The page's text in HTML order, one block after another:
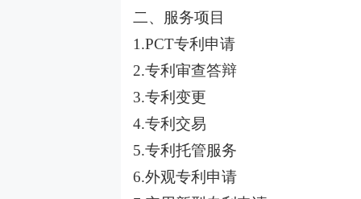
二、服务项目
1.PCT专利申请
2.专利审查答辩
3.专利变更
4.专利交易
5.专利托管服务
6.外观专利申请